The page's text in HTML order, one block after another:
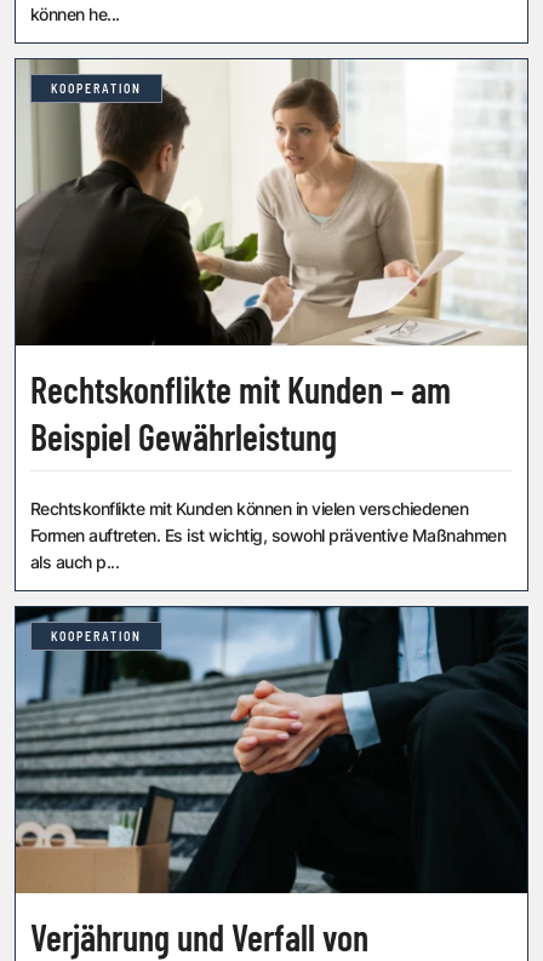
können he...
KOOPERATION
Rechtskonflikte mit Kunden – am
Beispiel Gewährleistung
Rechtskonflikte mit Kunden können in vielen verschiedenen
Formen auftreten. Es ist wichtig, sowohl präventive Maßnahmen
als auch p...
KOOPERATION
Verjährung und Verfall von